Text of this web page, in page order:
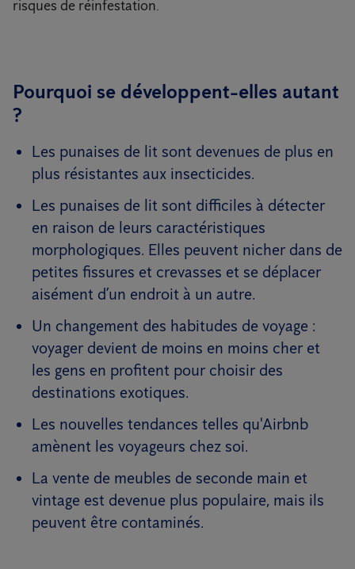
risques de réinfestation.
Pourquoi se développent-elles autant
?
Les punaises de lit sont devenues de plus en
plus résistantes aux insecticides.
Les punaises de lit sont difficiles à détecter
en raison de leurs caractéristiques
morphologiques. Elles peuvent nicher dans de
petites fissures et crevasses et se déplacer
aisément d’un endroit à un autre.
Un changement des habitudes de voyage :
voyager devient de moins en moins cher et
les gens en profitent pour choisir des
destinations exotiques.
Les nouvelles tendances telles qu'Airbnb
amènent les voyageurs chez soi.
La vente de meubles de seconde main et
vintage est devenue plus populaire, mais ils
peuvent être contaminés.